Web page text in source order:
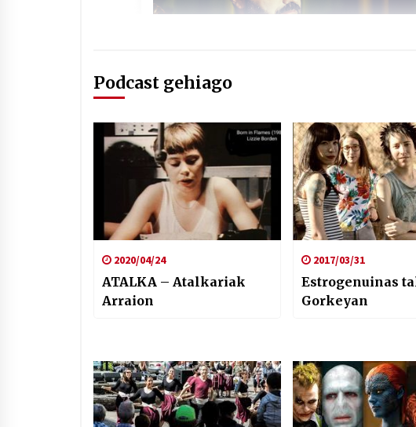
Podcast gehiago
2020/04/24
ATALKA – Atalkariak
Arraion
2017/03/31
Estrogenuinas
Gorkeyan